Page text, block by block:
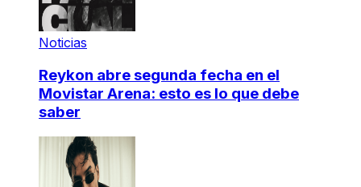
Noticias
Reykon abre segunda fecha en el
Movistar Arena: esto es lo que debe
saber